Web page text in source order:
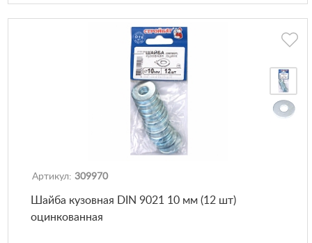
Артикул: 309970
Шайба кузовная DIN 9021 10 мм (12 шт)
оцинкованная